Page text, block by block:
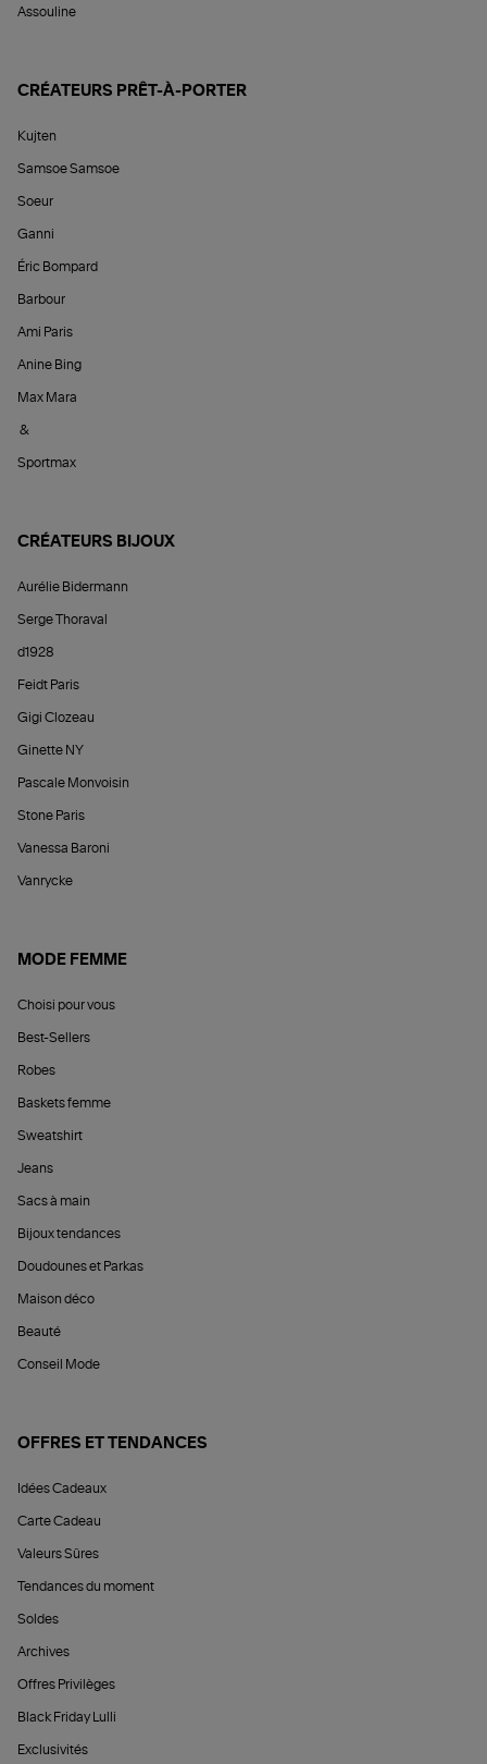
Assouline
CRÉATEURS PRÊT-À-PORTER
Kujten
Samsoe Samsoe
Soeur
Ganni
Éric Bompard
Barbour
Ami Paris
Anine Bing
Max Mara
&
Sportmax
CRÉATEURS BIJOUX
Aurélie Bidermann
Serge Thoraval
d1928
Feidt Paris
Gigi Clozeau
Ginette NY
Pascale Monvoisin
Stone Paris
Vanessa Baroni
Vanrycke
MODE FEMME
Choisi pour vous
Best-Sellers
Robes
Baskets femme
Sweatshirt
Jeans
Sacs à main
Bijoux tendances
Doudounes et Parkas
Maison déco
Beauté
Conseil Mode
OFFRES ET TENDANCES
Idées Cadeaux
Carte Cadeau
Valeurs Sûres
Tendances du moment
Soldes
Archives
Offres Privilèges
Black Friday Lulli
Exclusivités